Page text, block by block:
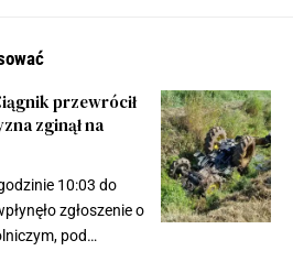
przewrócił
zginął na
10:03 do
zgłoszenie o
pod…